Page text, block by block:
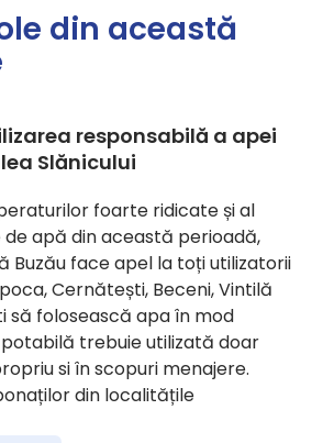
din această
responsabilă a apei
Slănicului
foarte ridicate și al
apă din această perioadă,
Buzău face apel la toți utilizatorii
Cernătești, Beceni, Vintilă
să folosească apa în mod
trebuie utilizată doar
si în scopuri menajere.
din localitățile